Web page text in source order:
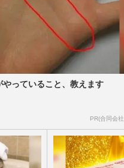
っていること、教えます
PR(合同会